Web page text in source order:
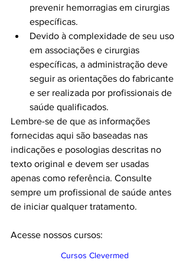
prevenir hemorragias em cirurgias
específicas.
Devido à complexidade de seu uso
em associações e cirurgias
específicas, a administração deve
seguir as orientações do fabricante
e ser realizada por profissionais de
saúde qualificados.
Lembre-se de que as informações
fornecidas aqui são baseadas nas
indicações e posologias descritas no
texto original e devem ser usadas
apenas como referência. Consulte
sempre um profissional de saúde antes
de iniciar qualquer tratamento.
Acesse nossos cursos:
Cursos Clevermed